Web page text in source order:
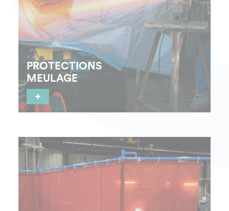
PROTECTIONS
MEULAGE
+
environnement des risques particuliers liés aux
opérations de meulage et soudure.